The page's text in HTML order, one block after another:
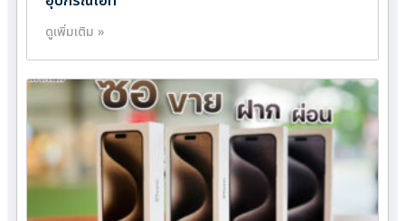
ดูเพิ่มเติม »